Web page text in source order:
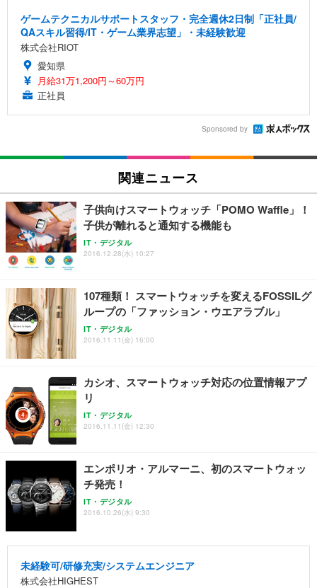
ゲームテクニカルサポートスタッフ・完全週休2日制「正社員/
QAスキル習得/IT・ゲーム業界志望」・未経験歓迎
株式会社RIOT
愛知県
月給31万1,200円～60万円
正社員
Sponsored by
関連ニュース
子供向けスマートウォッチ「POMO Waffle」！
子供が離れると通知する機能も
IT・デジタル
2016.12.28(水) 10:27
107種類！ スマートウォッチを変えるFOSSILグ
ループの「ファッション・ウエアラブル」
IT・デジタル
2016.11.11(金) 16:00
カシオ、スマートウォッチ対応の位置情報アプ
リ
IT・デジタル
2016.11.11(金) 12:30
エンポリオ・アルマーニ、初のスマートウォッ
チ発売！
IT・デジタル
2016.10.26(水) 9:30
未経験可/研修充実/システムエンジニア
株式会社HIGHEST